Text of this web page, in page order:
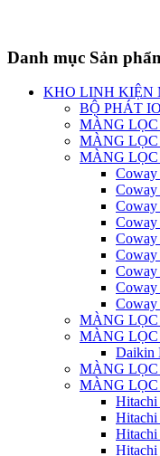
Danh mục Sản
KHO LINH KIỆN
BỘ PHÁT
MÀNG
MÀNG
MÀNG
Coway
Coway
MÀNG
MÀNG
Daikin
MÀNG
MÀNG